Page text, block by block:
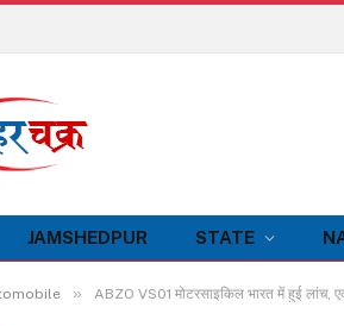
JAMSHEDPUR STATE
» ABZO VS01 मोटरसाइकिल भारत में हुई लांच,